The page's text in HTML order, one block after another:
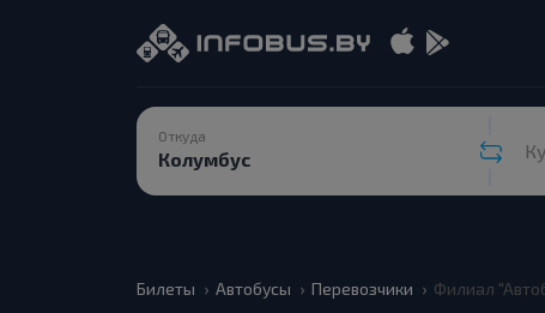
Откуда
Билеты Автобусы Перевозчики Филиал